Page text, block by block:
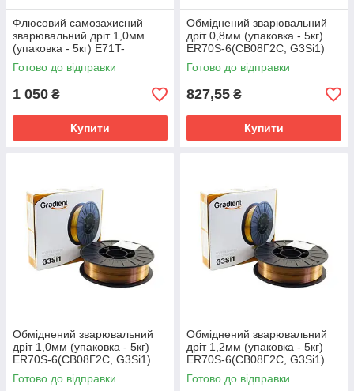
Флюсовий самозахисний
зварювальний дріт 1,0мм
(упаковка - 5кг) E71T-
GS(E71T-8) TM Welding
Dragon
Готово до відправки
1 050 ₴
Купити
Обміднений зварювальний
дріт 0,8мм (упаковка - 5кг)
ER70S-6(СВ08Г2С, G3Si1)
TM Gradient
Готово до відправки
827,55 ₴
Купити
Обміднений зварювальний
дріт 1,0мм (упаковка - 5кг)
ER70S-6(СВ08Г2С, G3Si1)
TM Gradient
Готово до відправки
Обміднений зварювальний
дріт 1,2мм (упаковка - 5кг)
ER70S-6(СВ08Г2С, G3Si1)
TM Gradient
Готово до відправки